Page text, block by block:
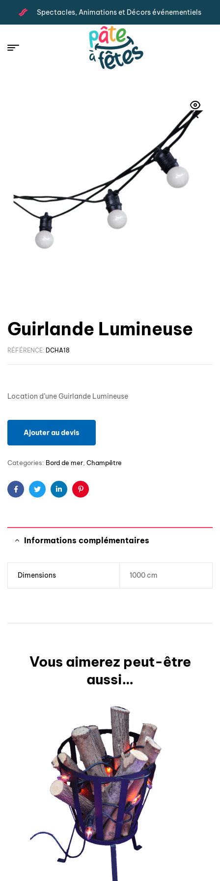
Spectacles, Animations et Décors événementiels
🔍
Guirlande Lumineuse
RÉFÉRENCE: DCHA18
Location d’une Guirlande Lumineuse
Ajouter au devis
Categories: Bord de mer Champêtre
FacebookTwitterLinkedinPinterest
Informations complémentaires
Dimensions 1000 cm
Vous aimerez peut-être
aussi…